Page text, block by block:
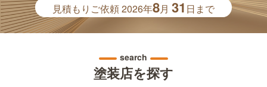
見積もりご依頼2026年8月31 日まで
search
塗装店を探す